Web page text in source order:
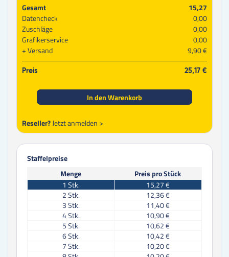
Gesamt
15,27
Datencheck
0,00
Zuschläge
0,00
Grafikerservice
0,00
Versand
9,90 €
Preis 25,17 €
In den Warenkorb
Reseller?Jetzt anmelden >
Staffelpreise
Menge
Preis pro Stück
1 Stk.
15,27 €
2Stk.
12,36 €
3Stk.
11,40 €
4Stk.
10,90 €
5Stk.
10,62 €
6Stk.
10,42 €
7Stk.
10,20 €